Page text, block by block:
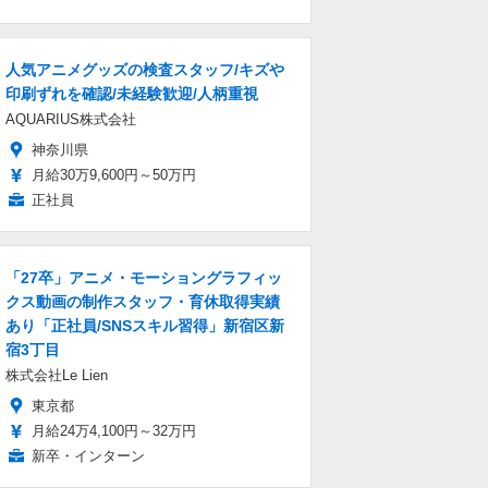
人気アニメグッズの検査スタッフ/キズや
印刷ずれを確認/未経験歓迎/人柄重視
AQUARIUS株式会社
神奈川県
月給30万9,600円～50万円
正社員
「27卒」アニメ・モーショングラフィッ
クス動画の制作スタッフ・育休取得実績
あり「正社員/SNSスキル習得」新宿区新
宿3丁目
株式会社Le Lien
東京都
月給24万4,100円～32万円
新卒・インターン